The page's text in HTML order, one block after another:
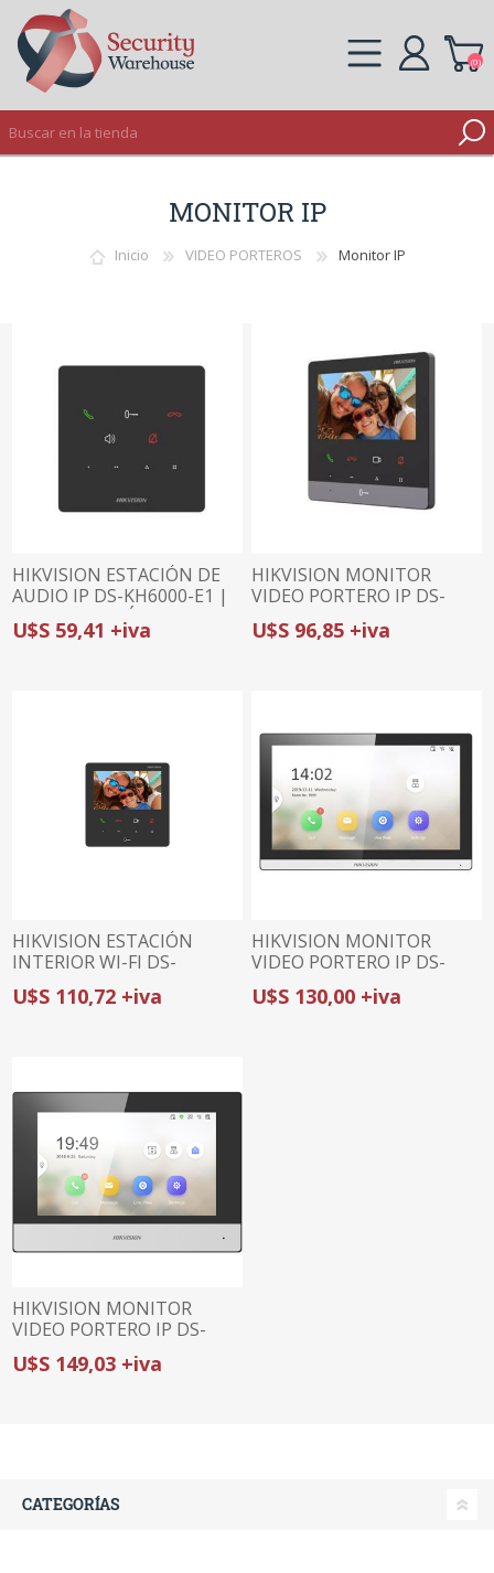
(0)
MONITOR IP
Inicio VIDEO PORTEROS Monitor IP
HIKVISION ESTACIÓN DE
AUDIO IP DS-KH6000-E1 |
COMUNICACIÓN POR VOZ
| APERTURA REMOTA |
U$S 59,41 +iva
HIKVISION MONITOR
VIDEO PORTERO IP DS-
KH6100-E1 | 4.3 PULGADAS
| BOTONES FÍSICOS | POE
U$S 96,85 +iva
HIKVISION ESTACIÓN
INTERIOR WI-FI DS-
KH6110-WE1 | PANTALLA
TÁCTIL 4.3" |
U$S 110,72 +iva
HIKVISION MONITOR
VIDEO PORTERO IP DS-
KH6350-WTE1 | 7
PULGADAS | PANTALLA
U$S 130,00 +iva
HIKVISION MONITOR
VIDEO PORTERO IP DS-
KH6320-WTE1 | 7
PULGADAS | PANTALLA
U$S 149,03 +iva
CATEGORÍAS